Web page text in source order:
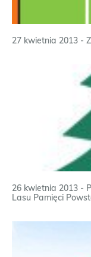
27 kwietnia 2013 -
26 kwietnia 2013 -
Lasu Pamięci